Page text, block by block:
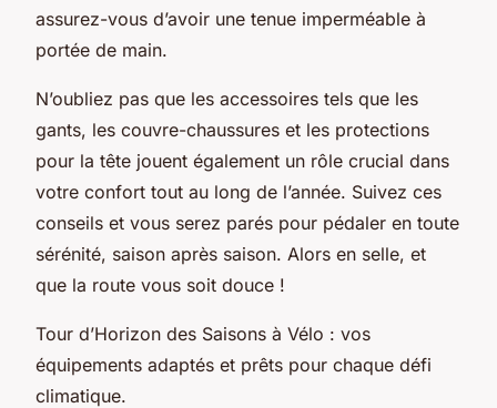
assurez-vous d’avoir une tenue imperméable à
portée de main.
N’oubliez pas que les accessoires tels que les
gants, les couvre-chaussures et les protections
pour la tête jouent également un rôle crucial dans
votre confort tout au long de l’année. Suivez ces
conseils et vous serez parés pour pédaler en toute
sérénité, saison après saison. Alors en selle, et
que la route vous soit douce !
Tour d’Horizon des Saisons à Vélo : vos
équipements adaptés et prêts pour chaque défi
climatique.